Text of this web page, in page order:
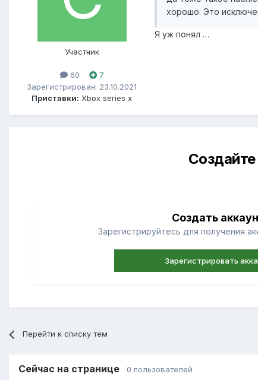
Участник
60
7
Зарегистрирован: 23.10.2021
Приставки: Xbox series x
хорошо. Это
Я уж понял …
Создать
Зарегистрируйтесь для получения
Зарегистрировать
Перейти к списку тем
Сейчас на странице 0 пользователей